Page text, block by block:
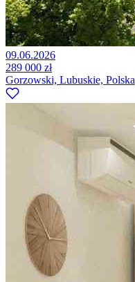
09.06.2026
289 000 zł
Gorzowski, Lubuskie, Polska